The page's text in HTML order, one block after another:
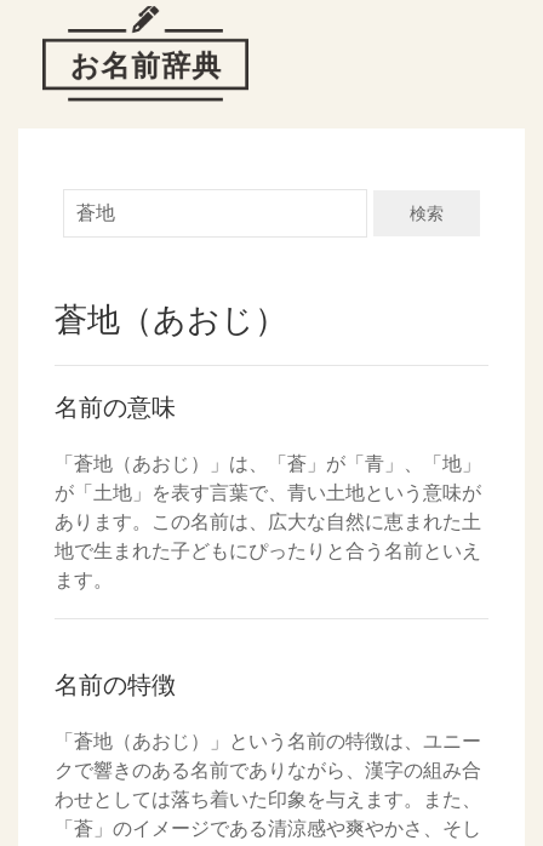
検索
蒼地（あおじ）
名前の意味
「蒼地（あおじ）」は、「蒼」が「青」、「地」
が「土地」を表す言葉で、青い土地という意味が
あります。この名前は、広大な自然に恵まれた土
地で生まれた子どもにぴったりと合う名前といえ
ます。
名前の特徴
「蒼地（あおじ）」という名前の特徴は、ユニー
クで響きのある名前でありながら、漢字の組み合
わせとしては落ち着いた印象を与えます。また、
「蒼」のイメージである清涼感や爽やかさ、そし